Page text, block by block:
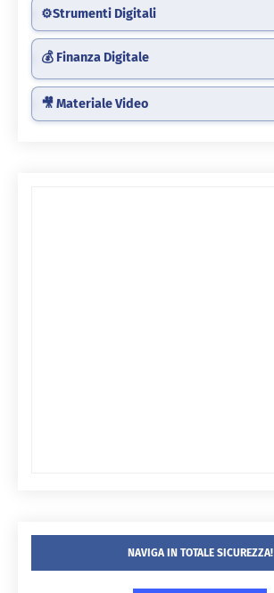
⚙️Strumenti Digitali
💰 Finanza Digitale
🎥 Materiale Video
NAVIGA IN TOTALE SICUREZZA!